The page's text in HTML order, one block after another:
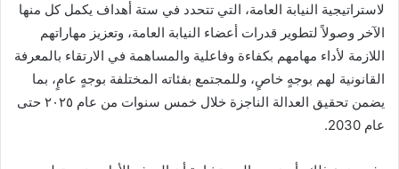
لاستراتيجية النيابة العامة، التي تتحدد في ستة أهداف يكمل كل منها
الآخر وصولاً لتطوير قدرات أعضاء النيابة العامة، وتعزيز مهاراتهم
اللازمة لأداء مهامهم بكفاءة وفاعلية والمساهمة في الارتقاء بالمعرفة
القانونية لهم بوجهٍ خاصٍ، وللمجتمع بفئاته المختلفة بوجهٍ عامٍ، بما
يضمن تحقيق العدالة الناجزة خلال خمس سنوات من عام ٢٠٢٥ حتى
عام 2030.